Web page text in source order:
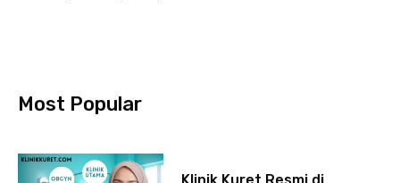
Most Popular